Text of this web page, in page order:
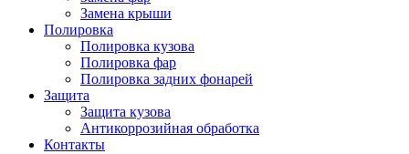
Замена крыши
Полировка
Полировка кузова
Полировка фар
Полировка задних фонарей
Защита
Защита кузова
Антикоррозийная обработка
Контакты